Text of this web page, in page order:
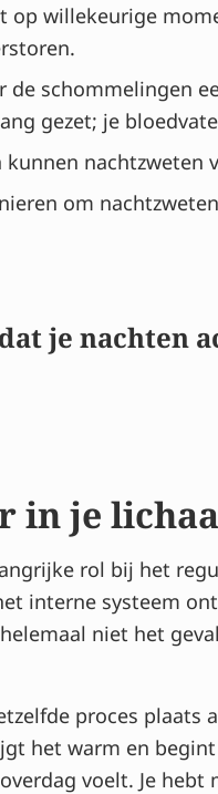
op willekeurige
de schommelingen
gezet; je
nachtzweten
om
je nachten
in je
rol bij het
interne systeem
niet het
proces plaats
het warm en
voelt. Je hebt